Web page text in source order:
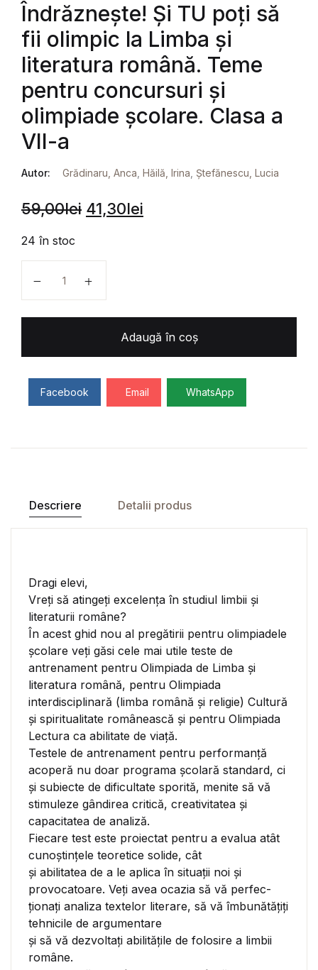
Îndrăznește! Și TU poți să
fii olimpic la Limba și
literatura română. Teme
pentru concursuri și
olimpiade școlare. Clasa a
VII-a
Autor: Grădinaru, Anca Hăilă, Irina Ștefănescu, Lucia
59,00lei 41,30lei
24 în stoc
Adaugă în coș
Facebook Email WhatsApp
Descriere Detalii produs
Dragi elevi,
Vreți să atingeți excelența în studiul limbii și
literaturii române?
În acest ghid nou al pregătirii pentru olimpiadele
școlare veți găsi cele mai utile teste de
antrenament pentru Olimpiada de Limba şi
literatura română, pentru Olimpiada
interdisciplinară (limba română şi religie) Cultură
şi spiritualitate românească și pentru Olimpiada
Lectura ca abilitate de viaţă.
Testele de antrenament pentru performanţă
acoperă nu doar programa școlară standard, ci
și subiecte de dificultate sporită, menite să vă
stimuleze gândirea critică, creativitatea și
capacitatea de analiză.
Fiecare test este proiectat pentru a evalua atât
cunoștințele teoretice solide, cât
și abilitatea de a le aplica în situații noi și
provocatoare. Veți avea ocazia să vă perfec-
ționați analiza textelor literare, să vă îmbunătățiți
tehnicile de argumentare
și să vă dezvoltați abilităţile de folosire a limbii
române.